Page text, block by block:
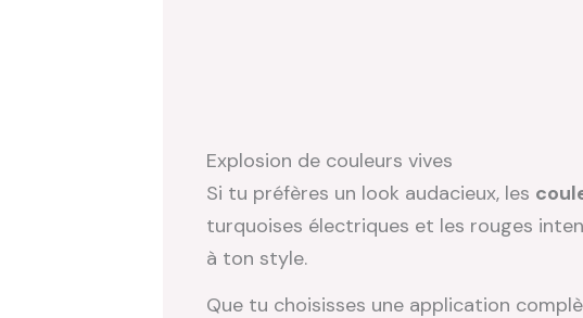
Explosion de couleurs vives
Si tu préfères un look audacieux, les
turquoises électriques et les rouges
à ton style.
Que tu choisisses une application